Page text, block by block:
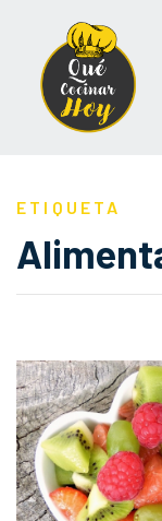
ETIQUETA